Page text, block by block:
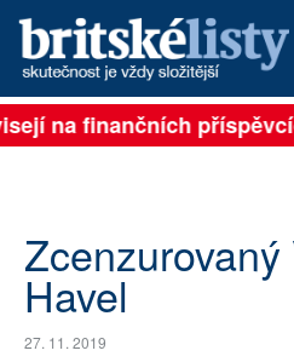
PŘIHLÁSIT
ARCHIV
ROZHOVORY
TÉMATA
na finančních
Zcenzurovaný
Havel
27. 11. 2019